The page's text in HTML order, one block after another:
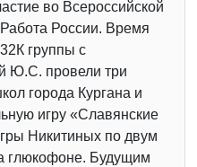
во Всероссийской
России. Время
группы с
Ю.С. провели три
города Кургана и
игру «Славянские
Никитиных по двум
глюкофоне. Будущим